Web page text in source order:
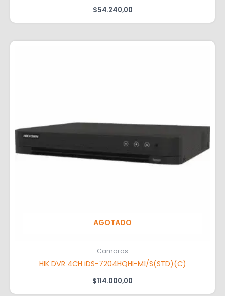
$54.240,00
AGOTADO
Camaras
HIK DVR 4CH iDS-7204HQHI-M1/S(STD)(C)
$114.000,00